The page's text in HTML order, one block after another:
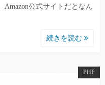
Amazon公式サイトだとなん
続きを読む
PHP